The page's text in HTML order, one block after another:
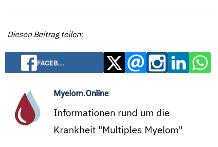
Diesen Beitrag teilen:
FACEB…
Myelom.Online
Informationen rund um die
Krankheit "Multiples Myelom"